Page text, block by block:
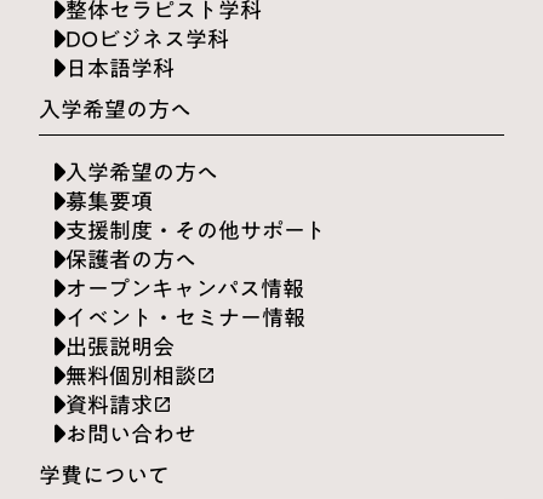
整体セラピスト学科
DOビジネス学科
日本語学科
入学希望の方へ
入学希望の方へ
募集要項
支援制度・その他サポート
保護者の方へ
オープンキャンパス情報
イベント・セミナー情報
出張説明会
無料個別相談launch
資料請求launch
お問い合わせ
学費について